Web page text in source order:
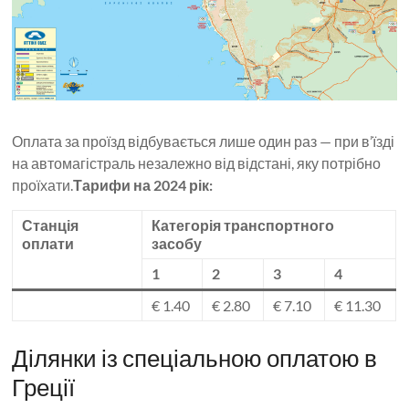
Оплата за проїзд відбувається лише один раз — при в’їзді
на автомагістраль незалежно від відстані, яку потрібно
проїхати.Тарифи на 2024 рік:
Станція
оплати
Категорія транспортного
засобу
1
2 3
4
€ 1.40
€ 2.80 € 7.10 € 11.30
Ділянки із спеціальною оплатою в
Греції